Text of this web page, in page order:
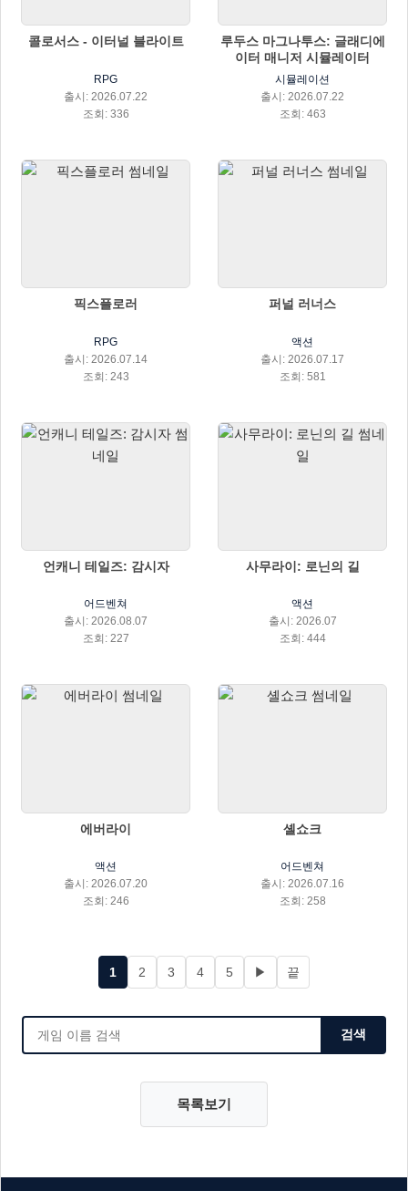
콜로서스 - 이터널 블라이트
RPG
출시: 2026.07.22
조회: 336
루두스 마그나투스: 글래디에
이터 매니저 시뮬레이터
시뮬레이션
출시: 2026.07.22
조회: 463
픽스플로러
RPG
출시: 2026.07.14
조회: 243
퍼널 러너스
액션
출시: 2026.07.17
조회: 581
언캐니 테일즈: 감시자
어드벤쳐
출시: 2026.08.07
조회: 227
사무라이: 로닌의 길
액션
출시: 2026.07
조회: 444
에버라이
액션
출시: 2026.07.20
조회: 246
셸쇼크
어드벤쳐
출시: 2026.07.16
조회: 258
1 2 3 4 5 ▶ 끝
검색
목록보기